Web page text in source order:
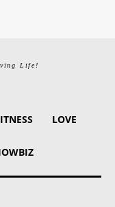
Life!
LOVE